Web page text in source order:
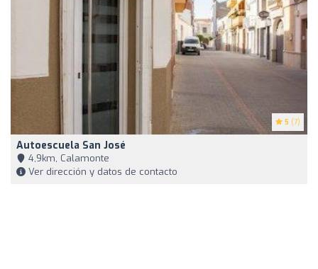
5 (7)
Autoescuela San José
4,9km, Calamonte
Ver dirección y datos de contacto